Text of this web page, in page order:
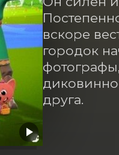
вскоре
городок
друга.